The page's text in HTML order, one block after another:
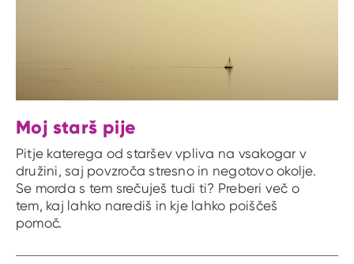
Moj starš pije
Pitje katerega od staršev vpliva na vsakogar v
družini, saj povzroča stresno in negotovo okolje.
Se morda s tem srečuješ tudi ti? Preberi več o
tem, kaj lahko narediš in kje lahko poiščeš
pomoč.